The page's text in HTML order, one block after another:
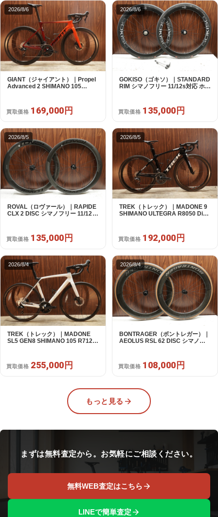
2026/8/6
GIANT（ジャイアント）｜Propel
Advanced 2 SHIMANO 105
買取価格 169,000円
2026/8/6
GOKISO（ゴキソ）｜STANDARD
RIM シマノフリー 11/12s対応 ホイ
買取価格 135,000円
2026/8/5
ROVAL（ロヴァール）｜RAPIDE
CLX 2 DISC シマノフリー 11/12s
買取価格 135,000円
2026/8/5
TREK（トレック）｜MADONE 9
SHIMANO ULTEGRA R8050 Di2
買取価格 192,000円
2026/8/4
TREK（トレック）｜MADONE
SL5 GEN8 SHIMANO 105 R7120
買取価格 255,000円
2026/8/4
BONTRAGER（ボントレガー）｜
AEOLUS RSL 62 DISC シマノフ
買取価格 108,000円
もっと見る
まずは無料査定から。お気軽にご相談ください。
無料WEB査定はこちら
LINEで簡単査定